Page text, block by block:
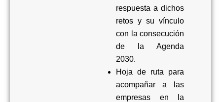
respuesta a dichos
retos y su vínculo
con la consecución
de la Agenda
2030.
Hoja de ruta para
acompañar a las
empresas en la